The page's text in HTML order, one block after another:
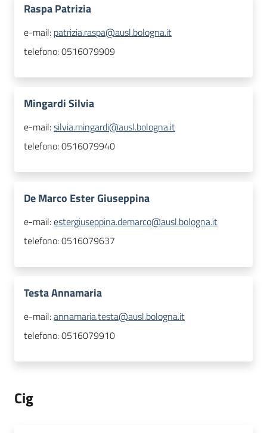
Raspa Patrizia
e-mail: patrizia.raspa@ausl.bologna.it
telefono:0516079909
Mingardi Silvia
e-mail:silvia.mingardi@ausl.bologna.it
telefono:0516079940
De Marco Ester Giuseppina
e-mail:estergiuseppina.demarco@ausl.bologna.it
telefono:0516079637
Testa Annamaria
e-mail:annamaria.testa@ausl.bologna.it
telefono:0516079910
Cig